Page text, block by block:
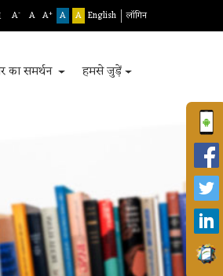
A- A A+ A A English लॉगिन
का समर्थन हमसे जुड़ें